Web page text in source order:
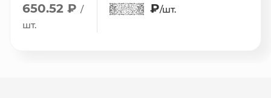
650.52 ₽ /
шт.
₽/шт.